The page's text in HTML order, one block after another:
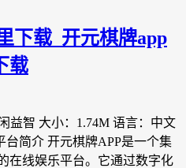
下载_开元棋牌app
载
益智 大小：1.74M 语言：中文
台简介 开元棋牌APP是一个集
在线娱乐平台。它通过数字化